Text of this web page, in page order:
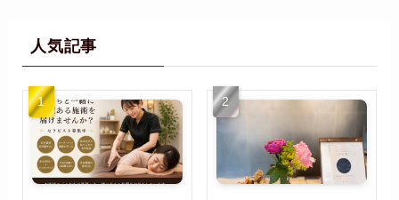
人気記事